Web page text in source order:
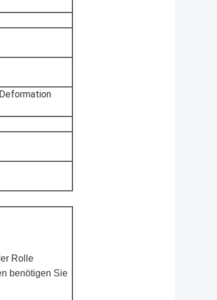
Rolle
benötigen Sie